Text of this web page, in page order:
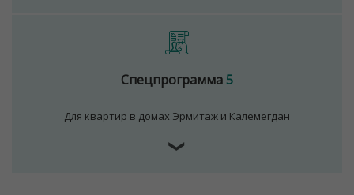
Спецпрограмма5
Для квартир в домах Эрмитаж и Калемегдан
❯